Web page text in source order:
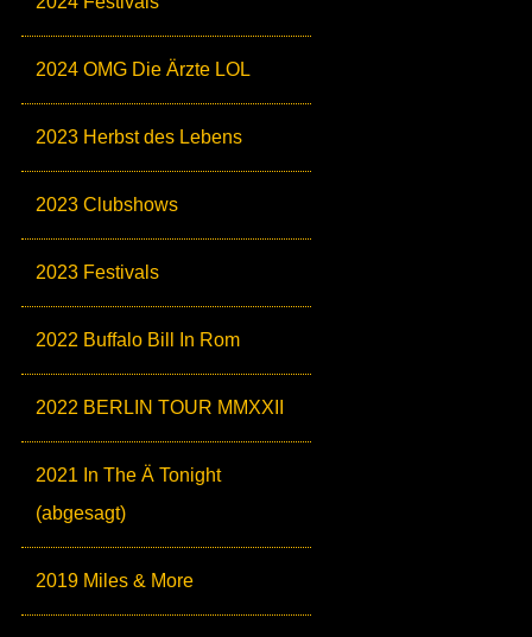
2024 OMG Die Ärzte LOL
2023 Herbst des Lebens
2023 Clubshows
2023 Festivals
2022 Buffalo Bill In Rom
2022 BERLIN TOUR MMXXII
2021 In The Ä Tonight
(abgesagt)
2019 Miles & More